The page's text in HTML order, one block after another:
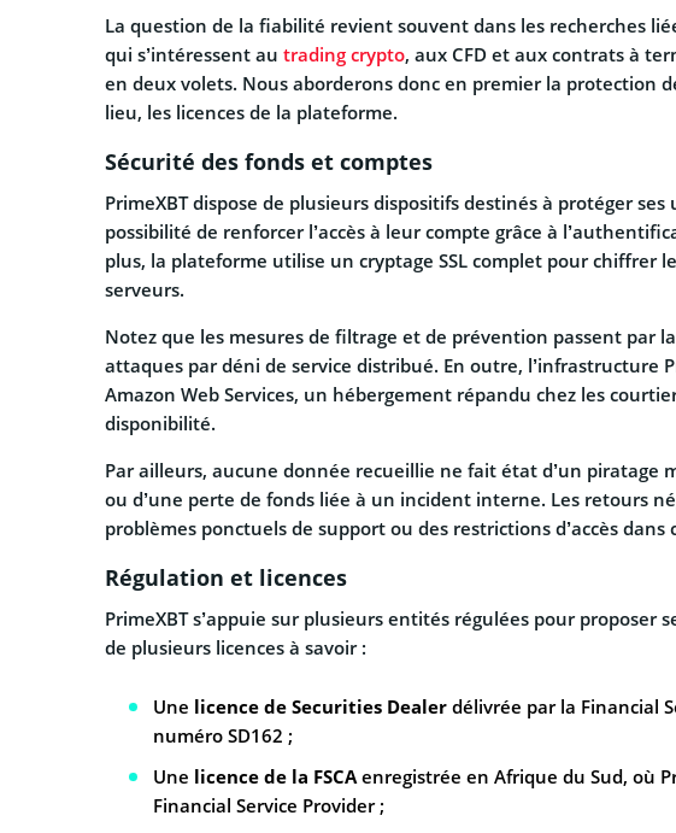
La question de la fiabilité revient souvent dans les recherches
qui s’intéressent au trading crypto, aux CFD et aux contrats à
en deux volets. Nous aborderons donc en premier la protection
lieu, les licences de la plateforme.
Sécurité des fonds et comptes
PrimeXBT dispose de plusieurs dispositifs destinés à protéger
possibilité de renforcer l’accès à leur compte grâce à
plus, la plateforme utilise un cryptage SSL complet pour chiffrer
serveurs.
Notez que les mesures de filtrage et de prévention passent par
attaques par déni de service distribué. En outre, l’infrastructure
Amazon Web Services, un hébergement répandu chez les
disponibilité.
Par ailleurs, aucune donnée recueillie ne fait état d’un piratage
ou d’une perte de fonds liée à un incident interne. Les retours
problèmes ponctuels de support ou des restrictions d’accès
Régulation et licences
PrimeXBT s’appuie sur plusieurs entités régulées pour proposer
de plusieurs licences à savoir :
Une licence de Securities Dealer délivrée par la Financial
numéro SD162 ;
Une licence de la FSCAenregistrée en Afrique du Sud, où
Financial Service Provider ;